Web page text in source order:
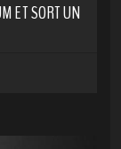
ET SORT UN